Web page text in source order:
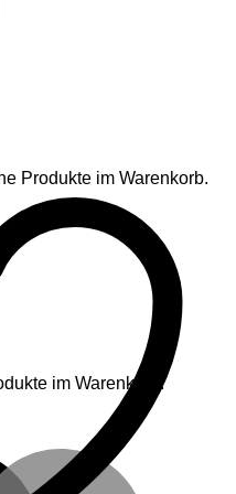
Produkte im Warenkorb.
im Warenkorb.